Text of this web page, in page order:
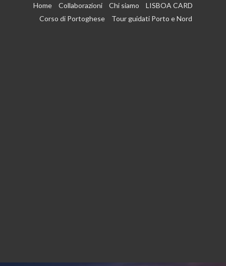
Home Collaborazioni Chi siamo
LISBOA CARD
Corso di Portoghese
Tour guidati Porto e Nord